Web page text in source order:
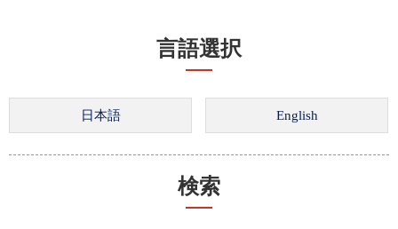
言語選択
検索